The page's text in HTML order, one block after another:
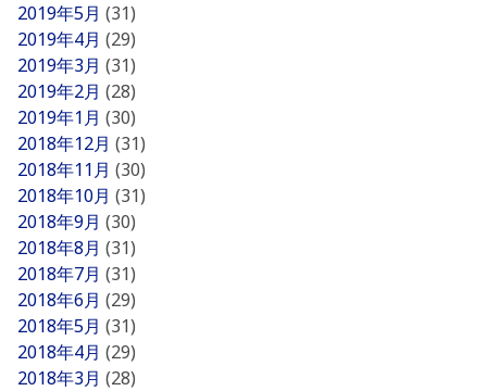
2019年5月 (31)
2019年4月 (29)
2019年3月 (31)
2019年2月 (28)
2019年1月 (30)
2018年12月 (31)
2018年11月 (30)
2018年10月 (31)
2018年9月 (30)
2018年8月 (31)
2018年7月 (31)
2018年6月 (29)
2018年5月 (31)
2018年4月 (29)
2018年3月 (28)